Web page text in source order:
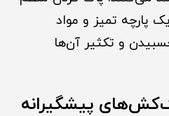
پارچه تمیز و مواد
و تکثیر آن‌ها
پیشگیرانه